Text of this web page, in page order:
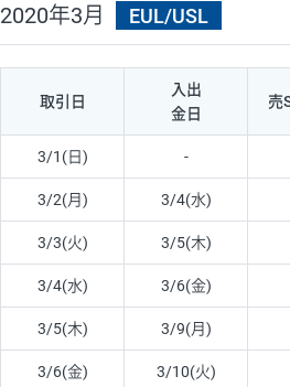
2020年3月 EUL/USL
取引日
入出
金日
売
3/1(日) -
3/2(月) 3/4(水)
3/3(火) 3/5(木)
3/4(水) 3/6(金)
3/5(木) 3/9(月)
3/6(金) 3/10(火)